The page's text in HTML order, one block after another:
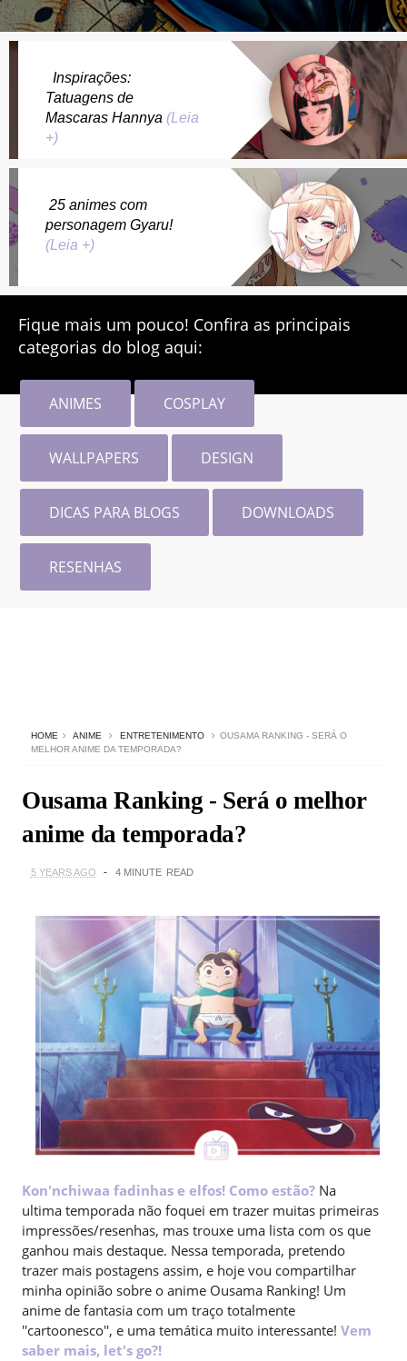
Inspirações:
Tatuagens de
Mascaras Hannya (Leia
+)
25 animes com
personagem Gyaru!
(Leia +)
Fique mais um pouco! Confira as principais
categorias do blog aqui:
ANIMES COSPLAY
WALLPAPERS DESIGN
DICAS PARA BLOGS DOWNLOADS
RESENHAS
HOME ANIME ENTRETENIMENTO
OUSAMA RANKING - SERÁ O
MELHOR ANIME DA TEMPORADA?
Ousama Ranking - Será o melhor
anime da temporada?
5 YEARS AGO 4 MINUTE READ
Kon'nchiwaa fadinhas e elfos! Como estão? Na
ultima temporada não foquei em trazer muitas primeiras
impressões/resenhas, mas trouxe uma lista com os que
ganhou mais destaque. Nessa temporada, pretendo
trazer mais postagens assim, e hoje vou compartilhar
minha opinião sobre o anime Ousama Ranking! Um
anime de fantasia com um traço totalmente
''cartoonesco'', e uma temática muito interessante! Vem
saber mais, let's go?!